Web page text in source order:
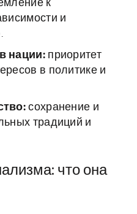
к
и
нации:приоритет
в политике и
сохранение и
традиций и
что она